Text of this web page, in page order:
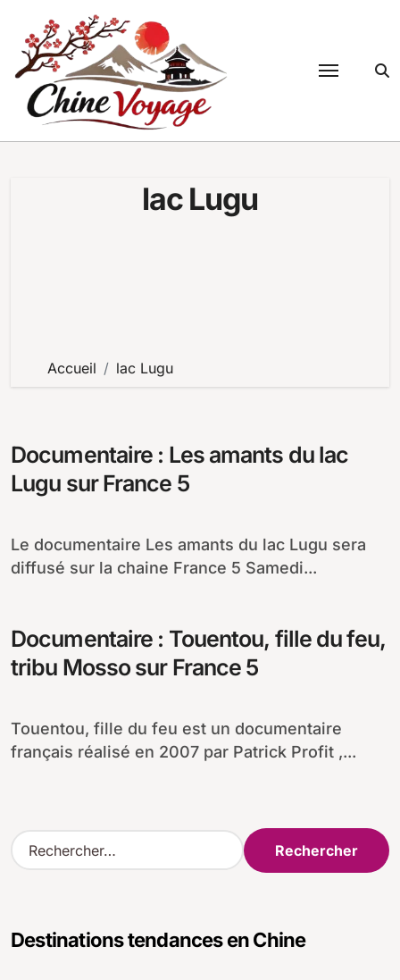
contenu
lac Lugu
Accueil lac Lugu
Documentaire : Les amants du lac
Lugu sur France 5
Le documentaire Les amants du lac Lugu sera
diffusé sur la chaine France 5 Samedi...
Documentaire : Touentou, fille du feu,
tribu Mosso sur France 5
Touentou, fille du feu est un documentaire
français réalisé en 2007 par Patrick Profit ,...
R
e
rDestinations tendances en Chine